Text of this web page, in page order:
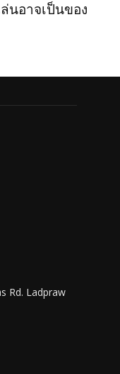
ล่นอาจเป็นของ
Rd. Ladpraw